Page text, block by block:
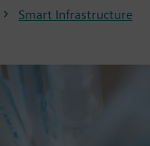
Smart Infrastructure